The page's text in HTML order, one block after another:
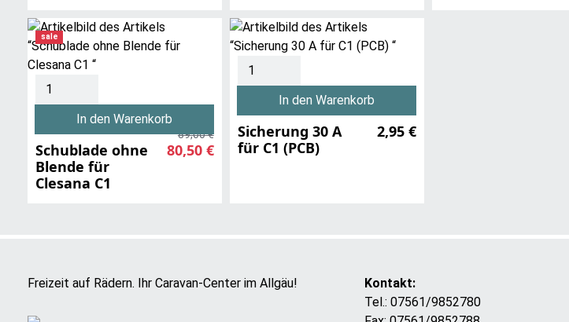
sale
In den Warenkorb
Schublade ohne
Blende für
Clesana C1
89,00 €
80,50 €
In den Warenkorb
Sicherung 30 A
für C1 (PCB)
2,95 €
Freizeit auf Rädern. Ihr Caravan-Center im Allgäu!
Kontakt:
Tel.: 07561/9852780